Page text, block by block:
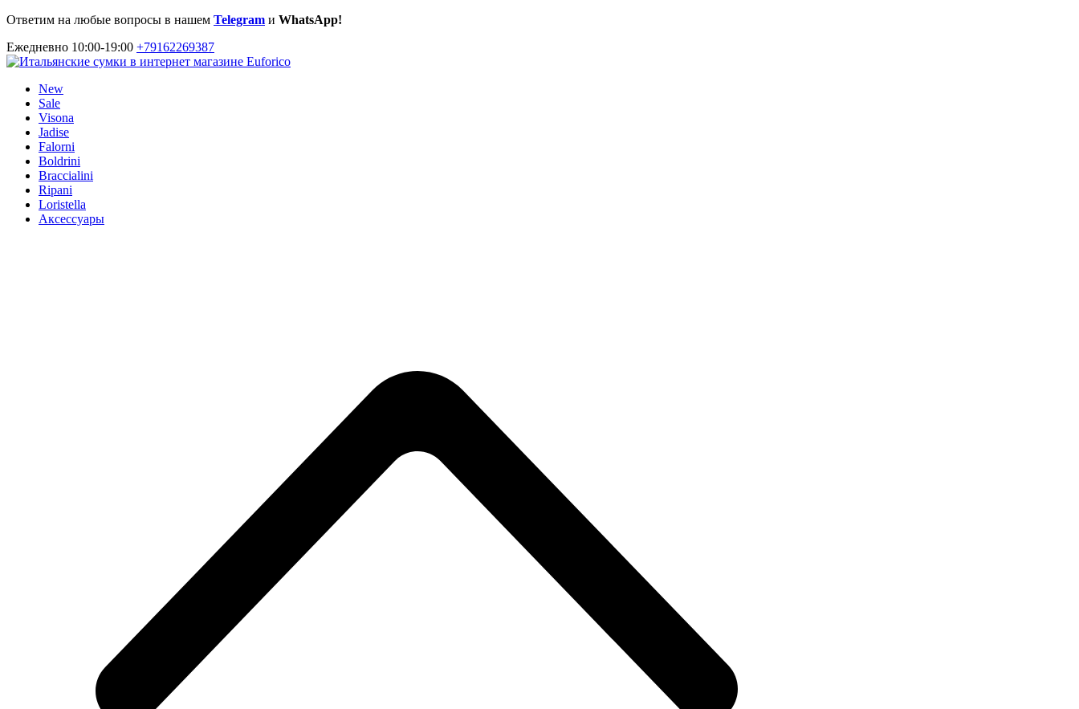
Ответим на любые вопросы в нашем Telegram и WhatsApp!
Ежедневно 10:00-19:00 +79162269387
New
Sale
Visona
Jadise
Falorni
Boldrini
Braccialini
Ripani
Loristella
Аксессуары